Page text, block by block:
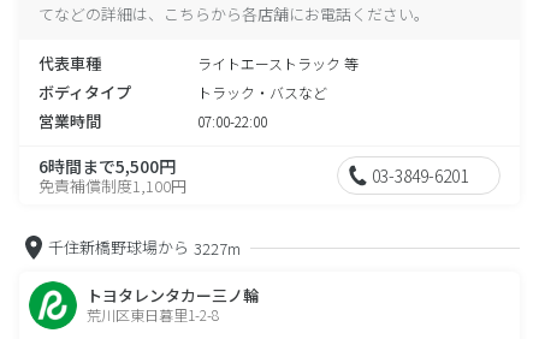
てなどの詳細は、こちらから各店舗にお電話ください。
代表車種 ライトエーストラック 等
ボディタイプ トラック・バスなど
営業時間 07:00-22:00
6時間まで5,500円
免責補償制度1,100円 03-3849-6201
千住新橋野球場から 3227m
トヨタレンタカー三ノ輪
荒川区東日暮里1-2-8